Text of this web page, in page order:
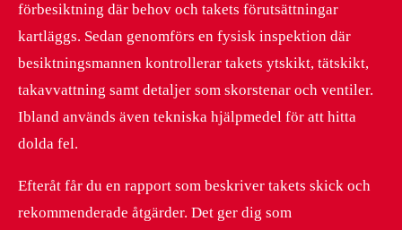
förbesiktning där behov och takets förutsättningar
kartläggs. Sedan genomförs en fysisk inspektion där
besiktningsmannen kontrollerar takets ytskikt, tätskikt,
takavvattning samt detaljer som skorstenar och ventiler.
Ibland används även tekniska hjälpmedel för att hitta
dolda fel.
Efteråt får du en rapport som beskriver takets skick och
rekommenderade åtgärder. Det ger dig som